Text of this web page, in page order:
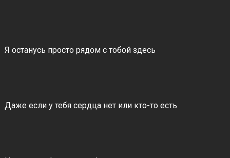
Я останусь просто рядом с тобой здесь
Даже если у тебя сердца нет или кто-то есть